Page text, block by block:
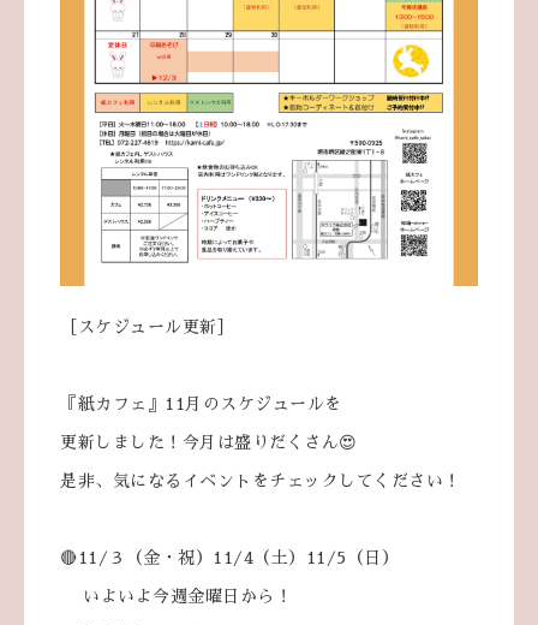
［スケジュール更新］
『紙カフェ』11月のスケジュールを
更新しました！今月は盛りだくさん😍
是非、気になるイベントをチェックしてください！
🔴11/３（金・祝）11/4（土）11/5（日）
いよいよ今週金曜日から！